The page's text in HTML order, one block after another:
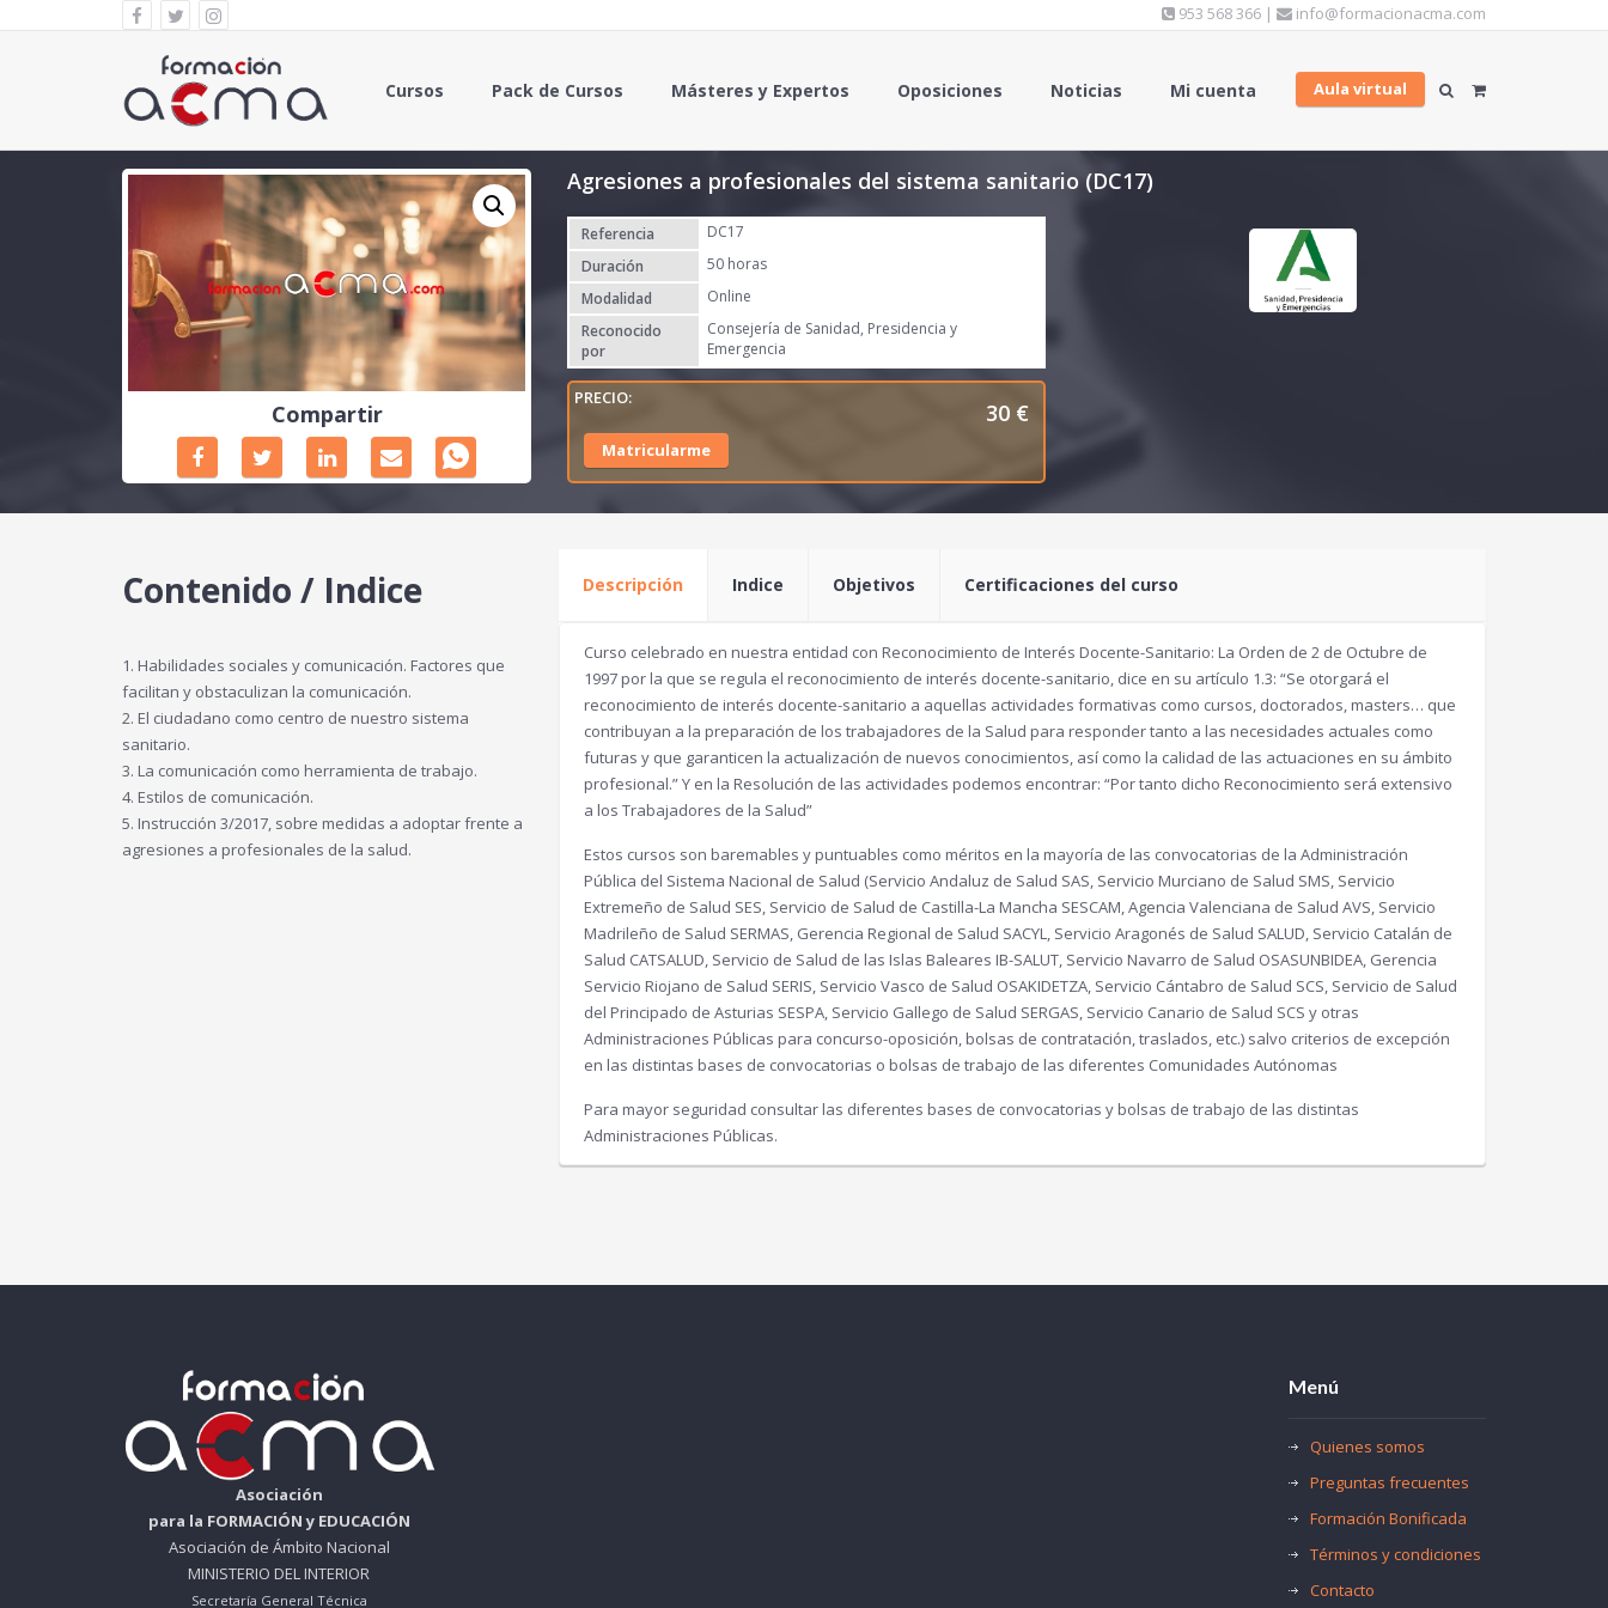
953 568 366 | info@formacionacma.com
Cursos Pack de Cursos Másteres y Expertos Oposiciones Noticias Mi cuenta Aula virtual
Compartir
Agresiones a profesionales del sistema sanitario (DC17)
Referencia
DC17
Duración
50 horas
Modalidad
Online
Reconocido
por
Consejería de Sanidad, Presidencia y
Emergencia
30 €
Matricularme
Contenido / Indice
1. Habilidades sociales y comunicación. Factores que
facilitan y obstaculizan la comunicación.
2. El ciudadano como centro de nuestro sistema
sanitario.
3. La comunicación como herramienta de trabajo.
4. Estilos de comunicación.
5. Instrucción 3/2017, sobre medidas a adoptar frente a
agresiones a profesionales de la salud.
Descripción Indice Objetivos Certificaciones del curso
Curso celebrado en nuestra entidad con Reconocimiento de Interés Docente-Sanitario: La Orden de 2 de Octubre de
1997 por la que se regula el reconocimiento de interés docente-sanitario, dice en su artículo 1.3: “Se otorgará el
reconocimiento de interés docente-sanitario a aquellas actividades formativas como cursos, doctorados, masters… que
contribuyan a la preparación de los trabajadores de la Salud para responder tanto a las necesidades actuales como
futuras y que garanticen la actualización de nuevos conocimientos, así como la calidad de las actuaciones en su ámbito
profesional.” Y en la Resolución de las actividades podemos encontrar: “Por tanto dicho Reconocimiento será extensivo
a los Trabajadores de la Salud”
Estos cursos son baremables y puntuables como méritos en la mayoría de las convocatorias de la Administración
Pública del Sistema Nacional de Salud (Servicio Andaluz de Salud SAS, Servicio Murciano de Salud SMS, Servicio
Extremeño de Salud SES, Servicio de Salud de Castilla-La Mancha SESCAM, Agencia Valenciana de Salud AVS, Servicio
Madrileño de Salud SERMAS, Gerencia Regional de Salud SACYL, Servicio Aragonés de Salud SALUD, Servicio Catalán de
Salud CATSALUD, Servicio de Salud de las Islas Baleares IB-SALUT, Servicio Navarro de Salud OSASUNBIDEA, Gerencia
Servicio Riojano de Salud SERIS, Servicio Vasco de Salud OSAKIDETZA, Servicio Cántabro de Salud SCS, Servicio de Salud
del Principado de Asturias SESPA, Servicio Gallego de Salud SERGAS, Servicio Canario de Salud SCS y otras
Administraciones Públicas para concurso-oposición, bolsas de contratación, traslados, etc.) salvo criterios de excepción
en las distintas bases de convocatorias o bolsas de trabajo de las diferentes Comunidades Autónomas
Para mayor seguridad consultar las diferentes bases de convocatorias y bolsas de trabajo de las distintas
Administraciones Públicas.
Asociación
para la FORMACIÓN y EDUCACIÓN
Asociación de Ámbito Nacional
MINISTERIO DEL INTERIOR
Secretaría General Técnica
Menú
Quienes somos
Preguntas frecuentes
Formación Bonificada
Términos y condiciones
Contacto